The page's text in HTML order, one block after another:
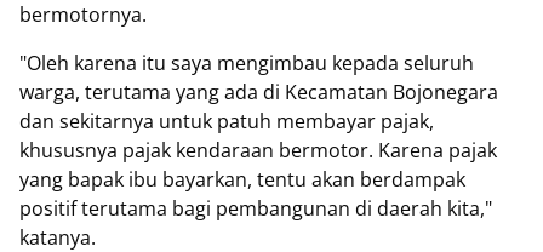
bermotornya.
"Oleh karena itu saya mengimbau kepada seluruh
warga, terutama yang ada di Kecamatan Bojonegara
dan sekitarnya untuk patuh membayar pajak,
khususnya pajak kendaraan bermotor. Karena pajak
yang bapak ibu bayarkan, tentu akan berdampak
positif terutama bagi pembangunan di daerah kita,"
katanya.